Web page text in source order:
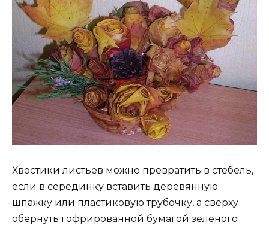
Хвостики листьев можно превратить в стебель,
если в серединку вставить деревянную
шпажку или пластиковую трубочку, а сверху
обернуть гофрированной бумагой зеленого